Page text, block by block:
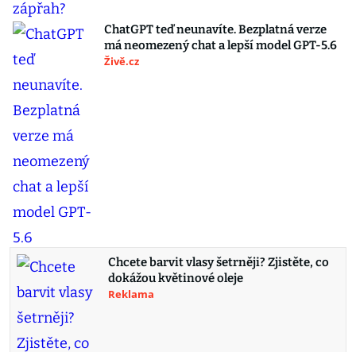
ChatGPT teď neunavíte. Bezplatná verze
má neomezený chat a lepší model GPT-5.6
Živě.cz
Chcete barvit vlasy šetrněji? Zjistěte, co
dokážou květinové oleje
Reklama